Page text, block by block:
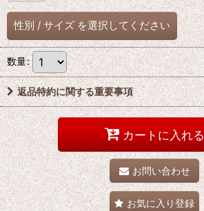
性別 / サイズ を選択してください
数量:
返品特約に関する重要事項
カートに入れる
お問い合わせ
お気に入り登録